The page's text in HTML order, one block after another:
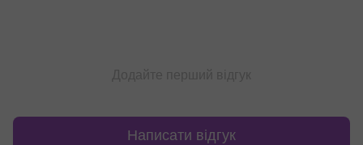
Написати відгук